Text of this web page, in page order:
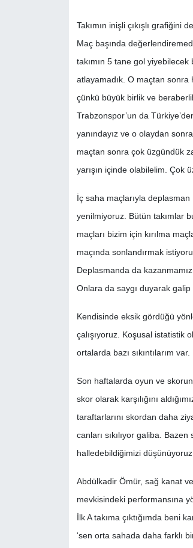
Takımın inişli çıkışlı grafiğini
Maç başında
takımın 5 tane gol yiyebilecek
atlayamadık. O maçtan sonra
çünkü büyük birlik ve
Trabzonspor’un da
yanındayız ve o olaydan
maçtan sonra çok üzgündük
yarışın içinde olabilelim. Çok
İç saha maçlarıyla
yenilmiyoruz. Bütün takımlar
maçları bizim için kırılma
maçında sonlandırmak
Deplasmanda da
Onlara da saygı duyarak
Kendisinde eksik gördüğü
çalışıyoruz. Koşusal istatistik
ortalarda bazı sıkıntılarım
Son haftalarda oyun ve
skor olarak karşılığını
taraftarlarını skordan daha
canları sıkılıyor galiba.
halledebildiğimizi
Abdülkadir Ömür, sağ kanat
mevkisindeki performansına
İlk A takıma çıktığımda beni
‘sen orta sahada daha farklı